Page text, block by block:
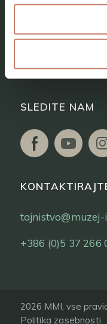
Kje smo
SLEDITE NAM
+386 (0)5 37 266
2026 MMI, vse
Politika zasebnosti